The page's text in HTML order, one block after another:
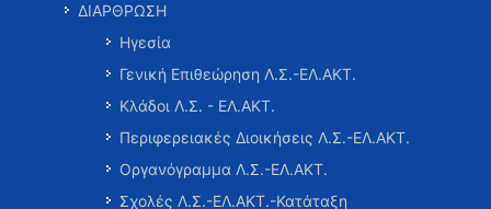
ΔΙΑΡΘΡΩΣΗ
Ηγεσία
Γενική Επιθεώρηση Λ.Σ.-ΕΛ.ΑΚΤ.
Κλάδοι Λ.Σ. - ΕΛ.ΑΚΤ.
Περιφερειακές Διοικήσεις Λ.Σ.-ΕΛ.ΑΚΤ.
Οργανόγραμμα Λ.Σ.-ΕΛ.ΑΚΤ.
Σχολές Λ.Σ.-ΕΛ.ΑΚΤ.-Κατάταξη